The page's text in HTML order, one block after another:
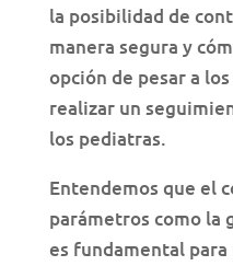
la posibilidad de
manera segura y
opción de pesar a
realizar un
los pediatras.
Entendemos que el
parámetros como la
es fundamental